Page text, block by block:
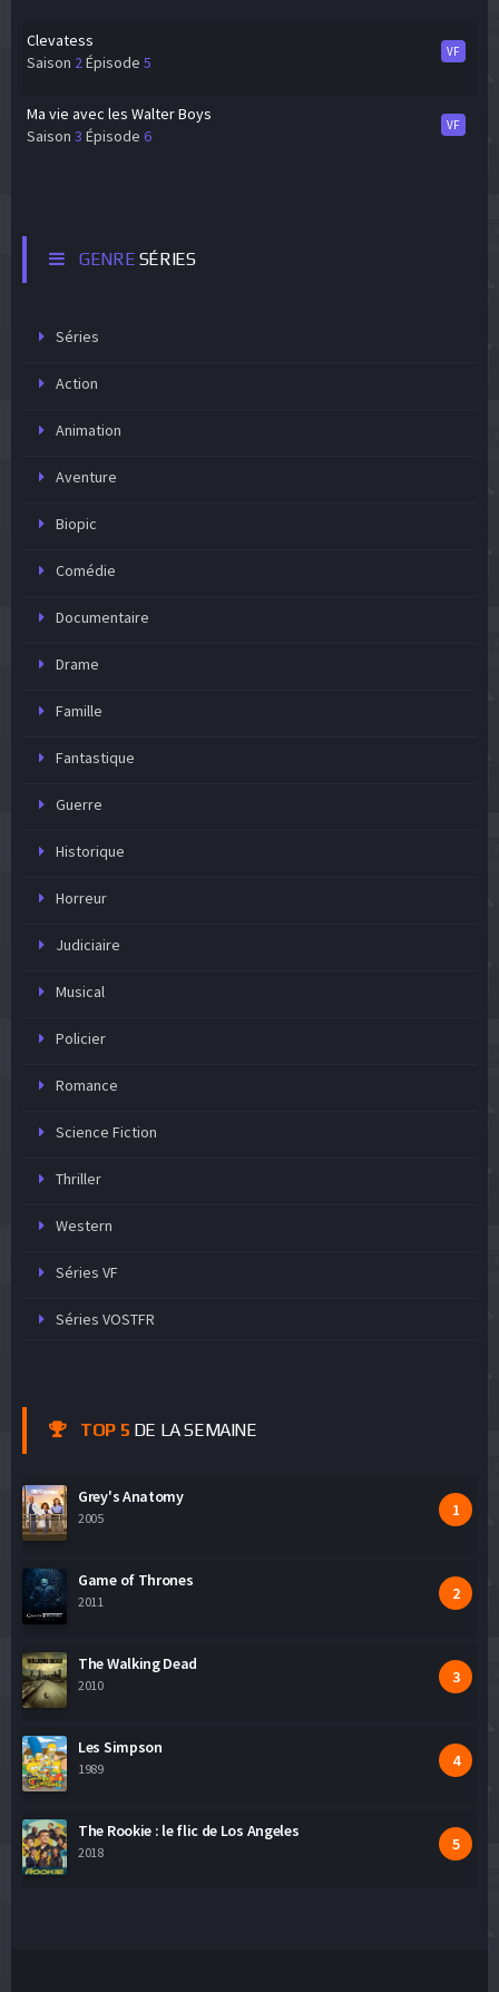
Clevatess
Saison 2 Épisode 5
VF
Ma vie avec les Walter Boys
Saison 3 Épisode 6
VF
GENRE SÉRIES
Séries
Action
Animation
Aventure
Biopic
Comédie
Documentaire
Drame
Famille
Fantastique
Guerre
Historique
Horreur
Judiciaire
Musical
Policier
Romance
Science Fiction
Thriller
Western
Séries VF
Séries VOSTFR
TOP 5 DE LA SEMAINE
Grey's Anatomy
2005
Game of Thrones
2011
The Walking Dead
2010
Les Simpson
1989
The Rookie : le flic de Los Angeles
2018